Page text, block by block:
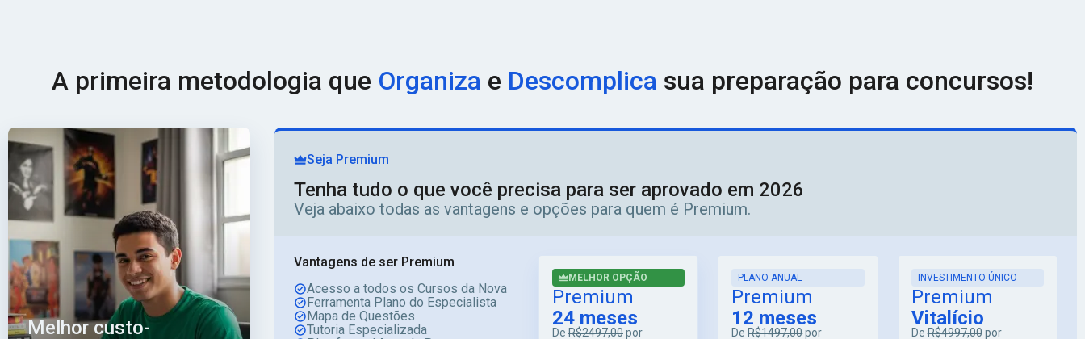
A primeira metodologia que Organiza e Descomplica sua preparação para concursos!
Melhor custo-
Seja Premium
Tenha tudo o que você precisa para ser aprovado em 2026
Veja abaixo todas as vantagens e opções para quem é Premium.
Vantagens de ser Premium
Acesso a todos os Cursos da Nova
Ferramenta Plano do Especialista
Mapa de Questões
Tutoria Especializada
MELHOR OPÇÃO
Premium
24 meses
De R$2497,00por
PLANO ANUAL
Premium
12 meses
DeR$1497,00por
INVESTIMENTO ÚNICO
Premium
Vitalício
DeR$4997,00por